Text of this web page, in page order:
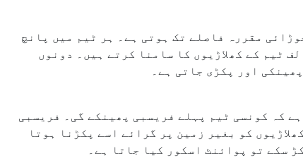
مقررہ فاصلے تک ہوتی ہے۔ ہر ٹیم میں پانچ
ٹیم کے کھلاڑیوں کا سامنا کرتے ہیں۔ دونوں
اور پکڑی جاتی ہے۔
کہ کونسی ٹیم پہلے فریسبی پھینکے گی۔ فریسبی
کو بغیر زمین پر گرائے اسے پکڑنا ہوتا
سکے تو پوائنٹ اسکور کیا جاتا ہے۔